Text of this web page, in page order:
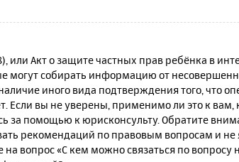
или Акт о защите частных прав ребёнка в
могут собирать информацию от
иного вида подтверждения того, что
вы не уверены, применимо ли это к вам,
за помощью к юрисконсульту. Обратите
рекомендаций по правовым вопросам и не
вопрос «С кем можно связаться по вопросу